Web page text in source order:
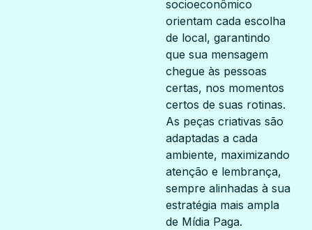
socioeconômico
orientam cada escolha
de local, garantindo
que sua mensagem
chegue às pessoas
certas, nos momentos
certos de suas rotinas.
As peças criativas são
adaptadas a cada
ambiente, maximizando
atenção e lembrança,
sempre alinhadas à sua
estratégia mais ampla
de Mídia Paga.